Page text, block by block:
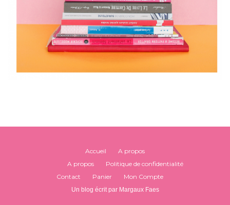
Accueil
A propos
A propos
Politique de confidentialité
Contact
Panier Mon Compte
Un blog écrit par Margaux Faes